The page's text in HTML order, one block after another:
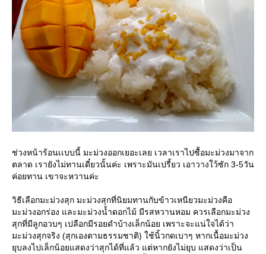
ช่วงหน้าร้อนเเบบนี้ มะม่วงออกเยอะเลย เวลาเราไปซื้อมะม่วงมาจาก
ตลาด เรายังไม่ทานเดี๋ยวนั้นค่ะ เพราะมันเปรี้ยว เอาวางใว้ซัก 3-5วัน
ค่อยทาน เขาจะหวานค่ะ
วิธีเลือกมะม่วงสุก มะม่วงสุกที่นิยมทานกับข้าวเหนียวมะม่วงคือ
มะม่วงอกร่อง และมะม่วงน้ำดอกไม้ มีรสหวานหอม ควรเลือกมะม่วง
สุกที่มีลูกอวบๆ เปลือกมีรอยดำบ้างเล็กน้อย เพราะจะแน่ใจได้ว่า
มะม่วงสุกจริง (สุกเองตามธรรมชาติ) ใช้นิ้วกดเบาๆ หากเนื้อมะม่วง
ยุบลงไปเล็กน้อยแสดงว่าสุกได้ที่แล้ว แต่หากยังไม่ยุบ แสดงว่าเป็น